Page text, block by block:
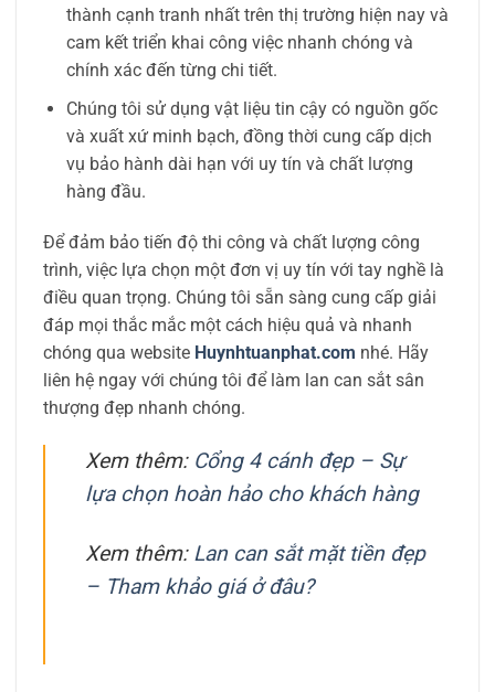
thành cạnh tranh nhất trên thị trường hiện nay và
cam kết triển khai công việc nhanh chóng và
chính xác đến từng chi tiết.
Chúng tôi sử dụng vật liệu tin cậy có nguồn gốc
và xuất xứ minh bạch, đồng thời cung cấp dịch
vụ bảo hành dài hạn với uy tín và chất lượng
hàng đầu.
Để đảm bảo tiến độ thi công và chất lượng công
trình, việc lựa chọn một đơn vị uy tín với tay nghề là
điều quan trọng. Chúng tôi sẵn sàng cung cấp giải
đáp mọi thắc mắc một cách hiệu quả và nhanh
chóng qua website Huynhtuanphat.com nhé. Hãy
liên hệ ngay với chúng tôi để làm lan can sắt sân
thượng đẹp nhanh chóng.
Xem thêm: Cổng 4 cánh đẹp – Sự
lựa chọn hoàn hảo cho khách hàng
Xem thêm: Lan can sắt mặt tiền đẹp
– Tham khảo giá ở đâu?